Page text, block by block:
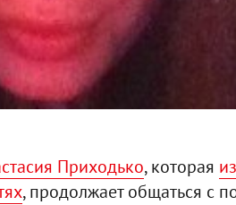
Приходько, которая
, продолжает общаться с